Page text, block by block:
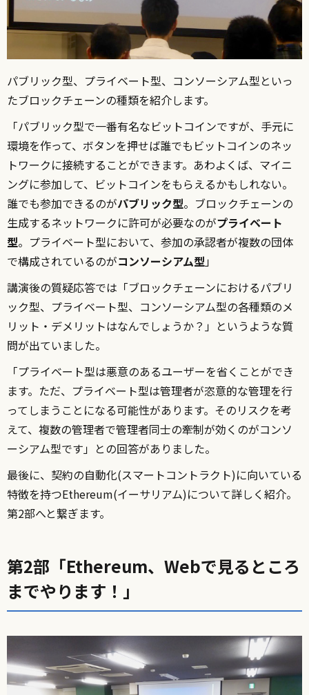
パブリック型、プライベート型、コンソーシアム型といっ
たブロックチェーンの種類を紹介します。
「パブリック型で一番有名なビットコインですが、手元に
環境を作って、ボタンを押せば誰でもビットコインのネッ
トワークに接続することができます。あわよくば、マイニ
ングに参加して、ビットコインをもらえるかもしれない。
誰でも参加できるのがパブリック型。ブロックチェーンの
生成するネットワークに許可が必要なのがプライベート
型。プライベート型において、参加の承認者が複数の団体
で構成されているのがコンソーシアム型」
講演後の質疑応答では「ブロックチェーンにおけるパブリ
ック型、プライベート型、コンソーシアム型の各種類のメ
リット・デメリットはなんでしょうか？」というような質
問が出ていました。
「プライベート型は悪意のあるユーザーを省くことができ
ます。ただ、プライベート型は管理者が恣意的な管理を行
ってしまうことになる可能性があります。そのリスクを考
えて、複数の管理者で管理者同士の牽制が効くのがコンソ
ーシアム型です」との回答がありました。
最後に、契約の自動化(スマートコントラクト)に向いている
特徴を持つEthereum(イーサリアム)について詳しく紹介。
第2部へと繋ぎます。
第2部「Ethereum、Webで見るところ
までやります！」